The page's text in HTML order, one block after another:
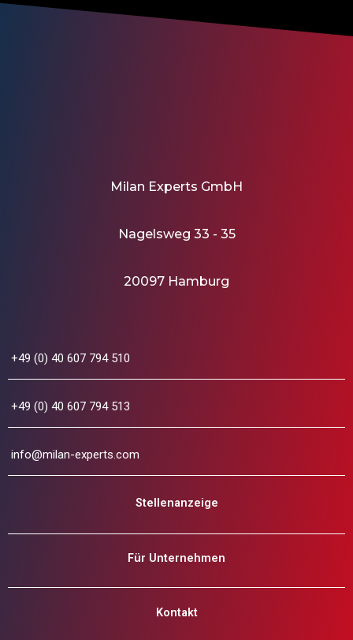
Milan Experts GmbH
Nagelsweg 33 - 35
20097 Hamburg
+49 (0) 40 607 794 510
+49 (0) 40 607 794 513
info@milan-experts.com
Stellenanzeige
Für Unternehmen
Kontakt